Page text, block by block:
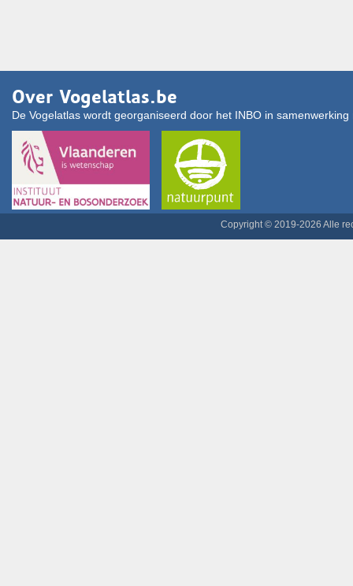
Over Vogelatlas.be
De Vogelatlas wordt georganiseerd door het INBO in
Copyright © 2019-2026 Alle